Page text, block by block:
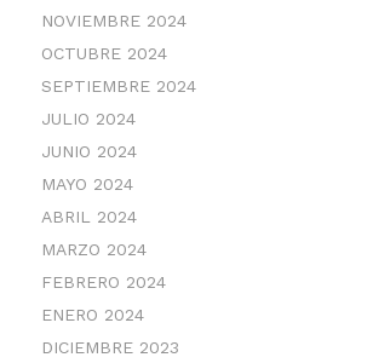
NOVIEMBRE 2024
OCTUBRE 2024
SEPTIEMBRE 2024
JULIO 2024
JUNIO 2024
MAYO 2024
ABRIL 2024
MARZO 2024
FEBRERO 2024
ENERO 2024
DICIEMBRE 2023